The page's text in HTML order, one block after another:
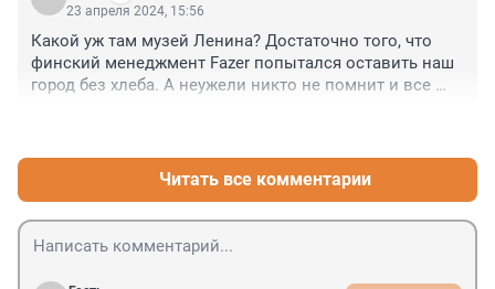
23 апреля 2024, 15:56
Какой уж там музей Ленина? Достаточно того, что
финский менеджмент Fazer попытался оставить наш
город без хлеба. А неужели никто не помнит и все
Читать все комментарии